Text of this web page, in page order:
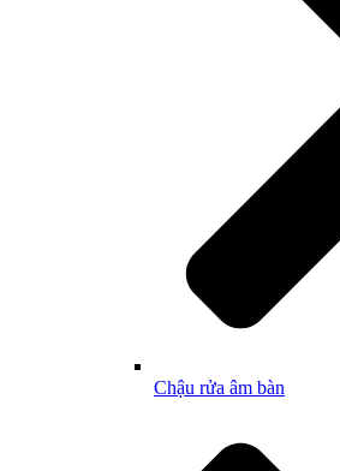
Chậu rửa âm bàn